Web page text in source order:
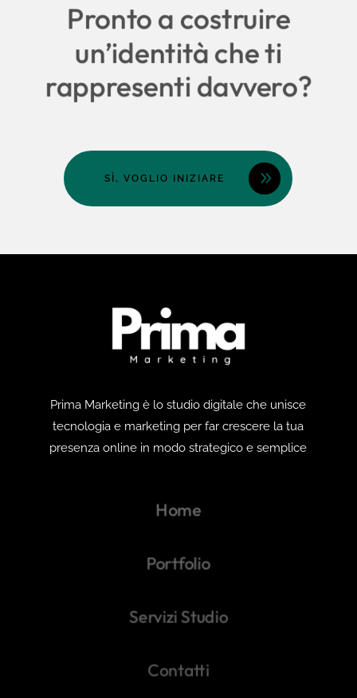
Pronto a costruire
un’identità che ti
rappresenti davvero?
SÌ, VOGLIO INIZIARE
Prima Marketing è lo studio digitale che unisce
tecnologia e marketing per far crescere la tua
presenza online in modo strategico e semplice
Home
Portfolio
Servizi Studio
Contatti